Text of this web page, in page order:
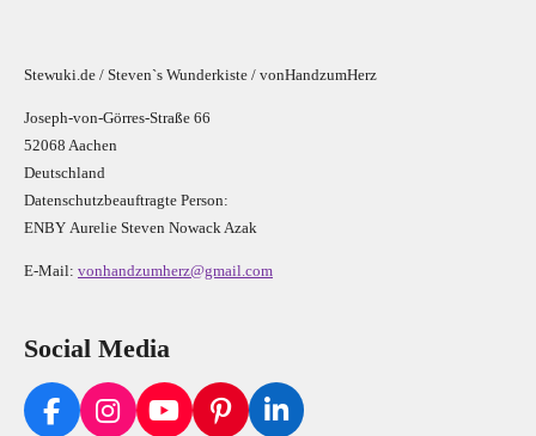
Stewuki.de / Steven`s Wunderkiste / vonHandzumHerz
Joseph-von-Görres-Straße 66
52068 Aachen
Deutschland
Datenschutzbeauftragte Person:
ENBY Aurelie Steven Nowack Azak
E-Mail: vonhandzumherz@gmail.com
Social Media
F
I
Y
P
L